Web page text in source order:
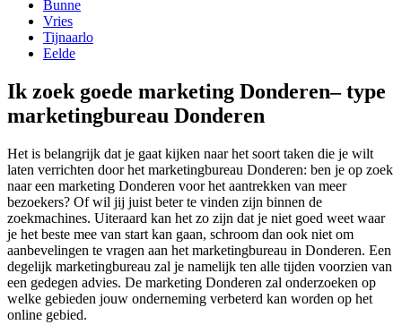
Bunne
Vries
Tijnaarlo
Eelde
Ik zoek goede marketing Donderen– type
marketingbureau Donderen
Het is belangrijk dat je gaat kijken naar het soort taken die je wilt
laten verrichten door het marketingbureau Donderen: ben je op zoek
naar een marketing Donderen voor het aantrekken van meer
bezoekers? Of wil jij juist beter te vinden zijn binnen de
zoekmachines. Uiteraard kan het zo zijn dat je niet goed weet waar
je het beste mee van start kan gaan, schroom dan ook niet om
aanbevelingen te vragen aan het marketingbureau in Donderen. Een
degelijk marketingbureau zal je namelijk ten alle tijden voorzien van
een gedegen advies. De marketing Donderen zal onderzoeken op
welke gebieden jouw onderneming verbeterd kan worden op het
online gebied.